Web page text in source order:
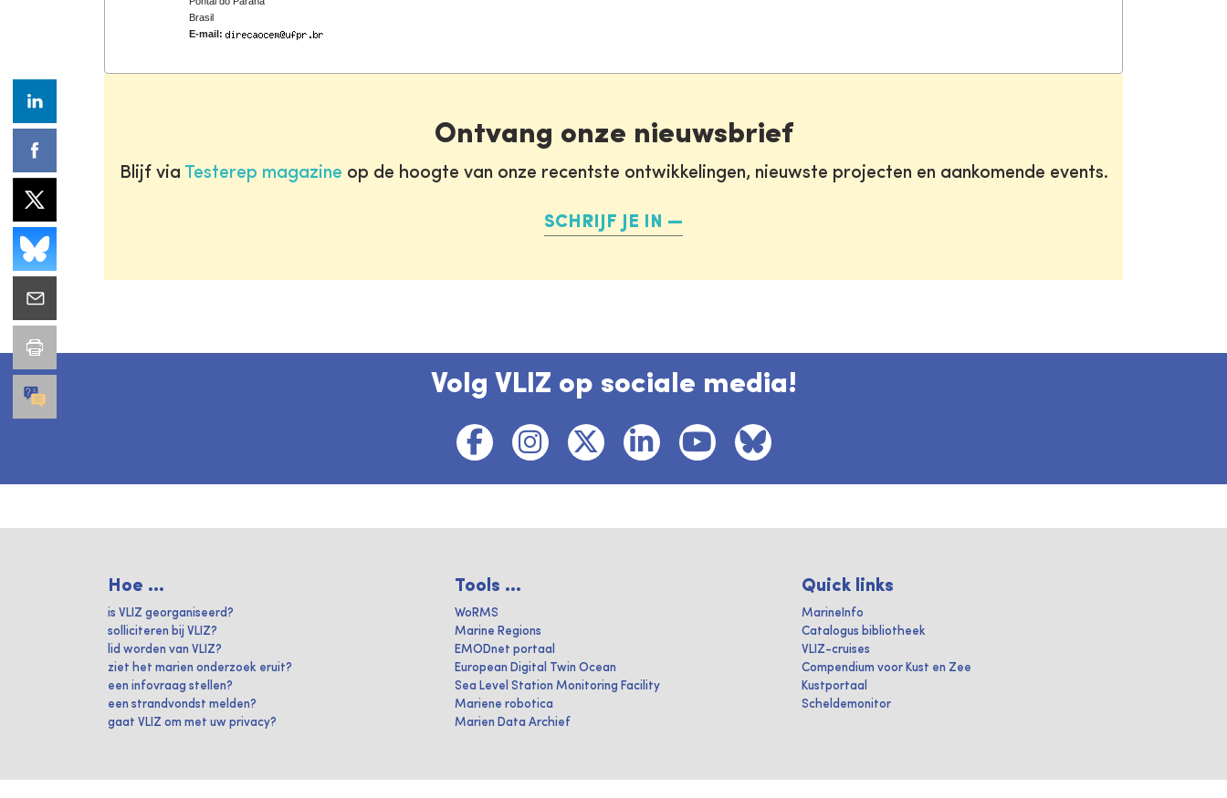
Brasil
E-mail:
Ontvang onze nieuwsbrief
Blijf via Testerep magazine op de hoogte van onze recentste ontwikkelingen, nieuwste projecten en aankomende events.
SCHRIJF JE IN
Volg VLIZ op sociale media!
Hoe ...
is VLIZ georganiseerd?
solliciteren bij VLIZ?
lid worden van VLIZ?
ziet het marien onderzoek eruit?
een infovraag stellen?
een strandvondst melden?
gaat VLIZ om met uw privacy?
Tools ...
WoRMS
Marine Regions
EMODnet portaal
European Digital Twin Ocean
Sea Level Station Monitoring Facility
Mariene robotica
Marien Data Archief
Quick links
MarineInfo
Catalogus bibliotheek
VLIZ-cruises
Compendium voor Kust en Zee
Kustportaal
Scheldemonitor